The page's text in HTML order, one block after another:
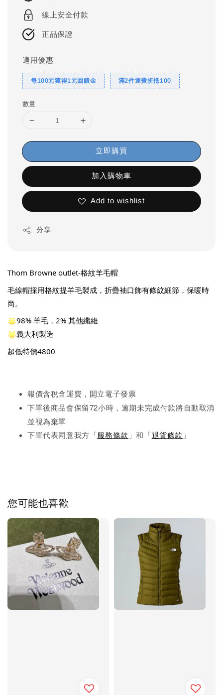
線上安全付款
正品保證
適用優惠
每100元獲得1元回饋金 滿2件運費折抵100
數量
立即購買
加入購物車
Add to wishlist
分享
Thom Browne outlet-格紋羊毛帽
毛線帽採用格紋提羊毛製成，折疊袖口飾有條紋細節，保暖時
尚。
98% 羊毛，2% 其他纖維
義大利製造
超低特價4800
報價含稅含運費，開立電子發票
下單後商品會保留72小時，逾期未完成付款將自動取消
並視為棄單
下單代表同意我方「服務條款 」和「退貨條款 」
您可能也喜歡